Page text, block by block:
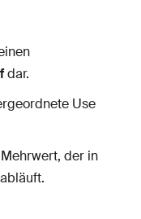
dar.
Use
der in